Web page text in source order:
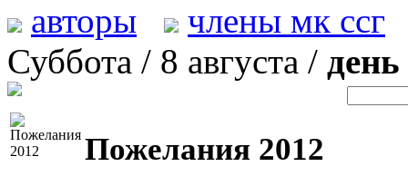
авторы
члены мк ссг
Суббота / 8 августа /
Пожелания 2012